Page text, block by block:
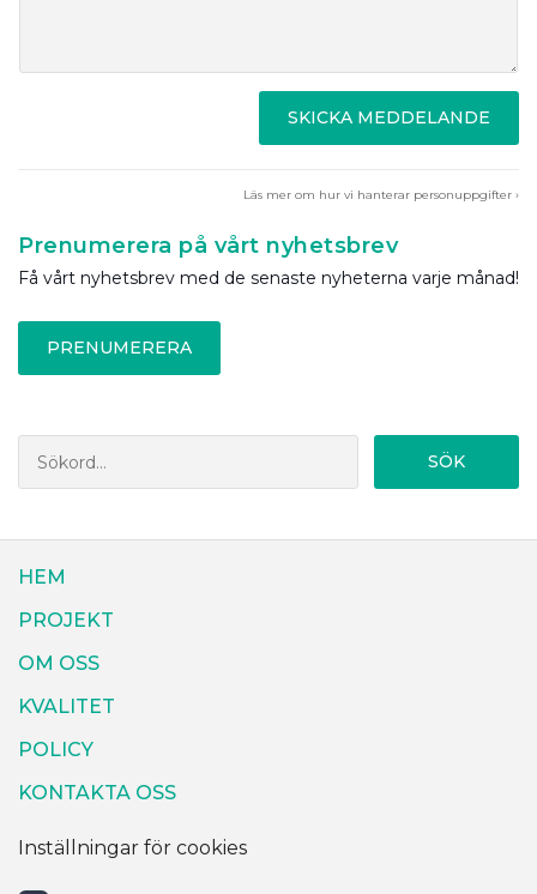
SKICKA MEDDELANDE
Läs mer om hur vi hanterar personuppgifter ›
Prenumerera på vårt nyhetsbrev
Få vårt nyhetsbrev med de senaste nyheterna varje månad!
PRENUMERERA
SÖK
HEM
PROJEKT
OM OSS
KVALITET
POLICY
KONTAKTA OSS
Inställningar för cookies